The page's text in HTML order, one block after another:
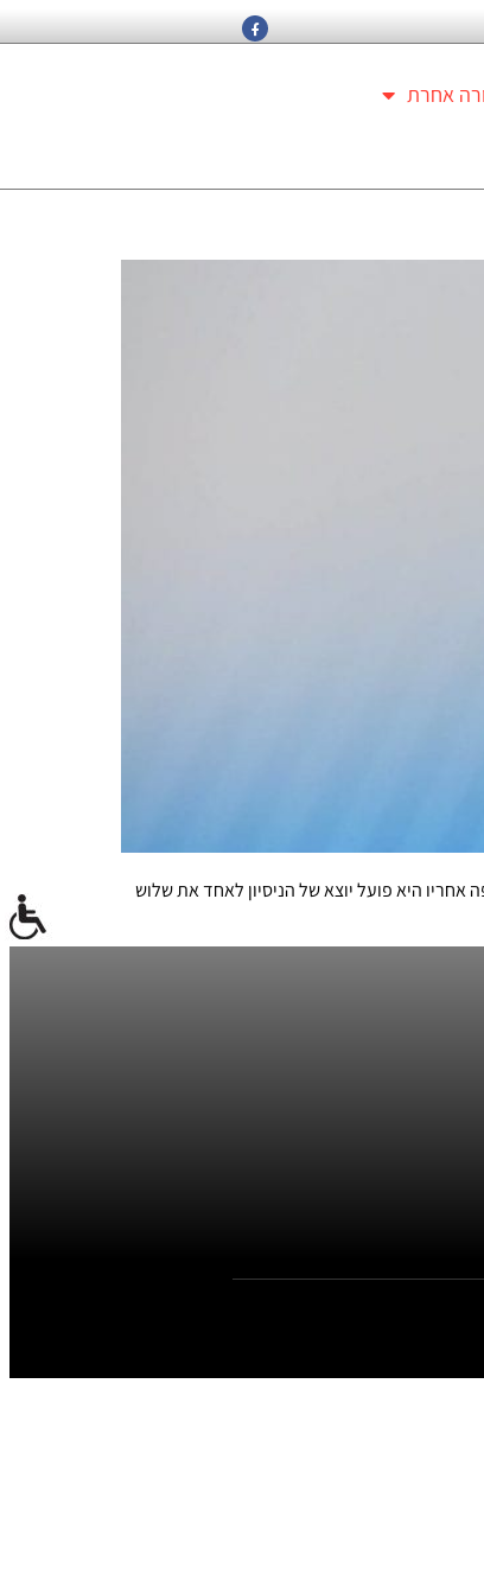
אחרת
לטענתו, הרדיפה אחריו היא פועל יוצא של הניסיון לאחד את שלוש